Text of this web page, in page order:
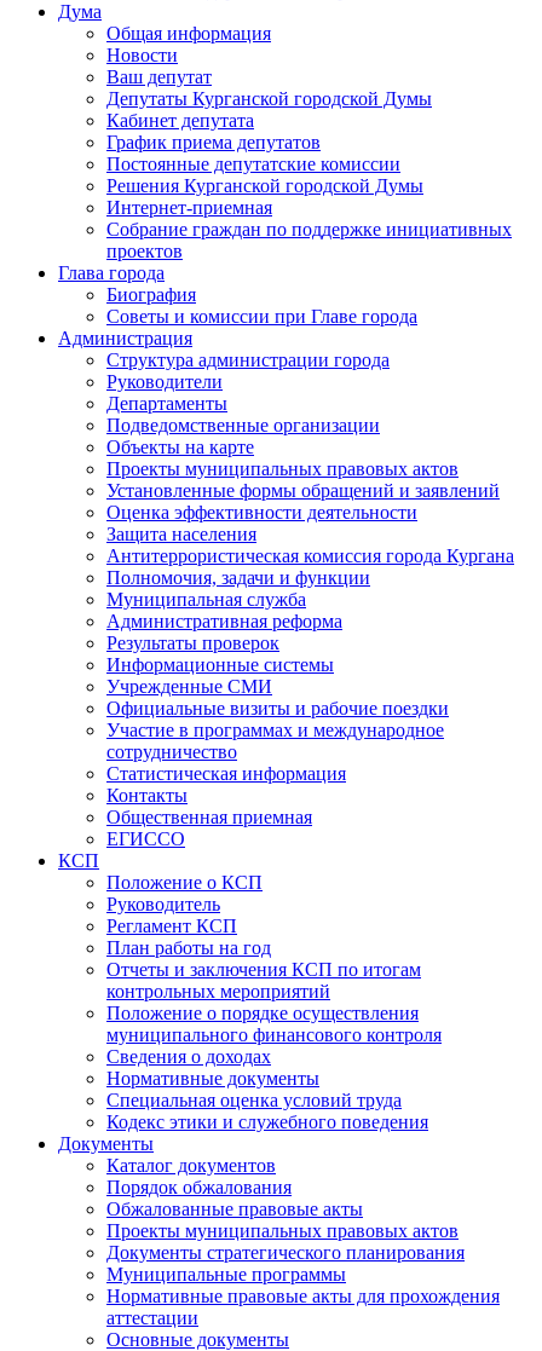
Дума
Общая информация
Новости
Ваш депутат
Депутаты Курганской городской Думы
Кабинет депутата
График приема депутатов
Постоянные депутатские комиссии
Решения Курганской городской Думы
Интернет-приемная
Собрание граждан по поддержке инициативных
проектов
Глава города
Биография
Советы и комиссии при Главе города
Администрация
Структура администрации города
Руководители
Департаменты
Подведомственные организации
Объекты на карте
Проекты муниципальных правовых актов
Установленные формы обращений и заявлений
Оценка эффективности деятельности
Защита населения
Антитеррористическая комиссия города Кургана
Полномочия, задачи и функции
Муниципальная служба
Административная реформа
Результаты проверок
Информационные системы
Учрежденные СМИ
Официальные визиты и рабочие поездки
Участие в программах и международное
сотрудничество
Статистическая информация
Контакты
Общественная приемная
ЕГИССО
КСП
Положение о КСП
Руководитель
Регламент КСП
План работы на год
Отчеты и заключения КСП по итогам
контрольных мероприятий
Положение о порядке осуществления
муниципального финансового контроля
Сведения о доходах
Нормативные документы
Специальная оценка условий труда
Кодекс этики и служебного поведения
Документы
Каталог документов
Порядок обжалования
Обжалованные правовые акты
Проекты муниципальных правовых актов
Документы стратегического планирования
Муниципальные программы
Нормативные правовые акты для прохождения
аттестации
Основные документы